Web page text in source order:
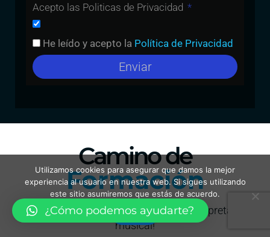
Acepto las Politicas de Privacidad
He leído y acepto la Política de Privacidad
Enviar
Camino de
Formación
¡Cinco etapas para darle forma a tu interpretación
musical!
¿Cómo podemos ayudarte?
Utilizamos cookies para asegurar que damos la mejor
experiencia al usuario en nuestra web. Si sigues utilizando
este sitio asumiremos que estás de acuerdo.
Vale